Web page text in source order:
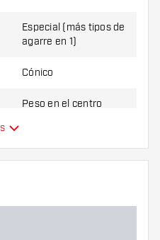
Especial (más tipos de
agarre en 1)
Cónico
Peso en el centro